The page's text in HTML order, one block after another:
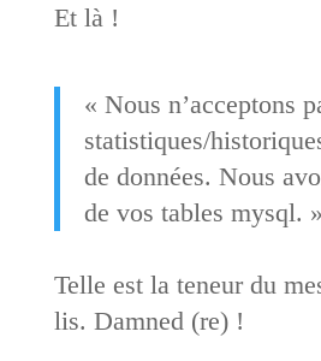
Et là !
« Nous n’acceptons
statistiques/
de données. Nous
de vos tables mysql. »
Telle est la teneur du
lis. Damned (re) !